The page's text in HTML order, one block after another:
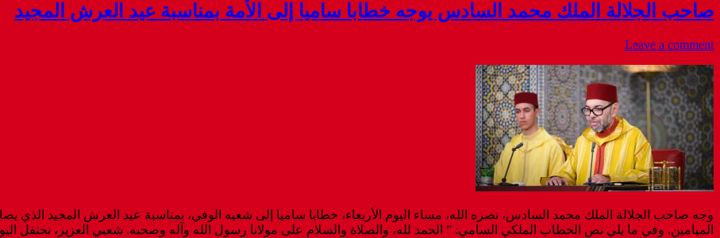
صاحب الجلالة الملك محمد السادس يوجه خطابا ساميا إلى الأمة بمناسبة عيد العرش المجيد
Leave a comment
وجه صاحب الجلالة الملك محمد السادس، نصره الله، مساء اليوم الأربعاء، خطابا ساميا إلى شعبه الوفي، بمناسبة عيد العرش المجيد الذي
الميامين. وفي ما يلي نص الخطاب الملكي السامي: ” الحمد لله، والصلاة والسلام على مولانا رسول الله وآله وصحبه. شعبي العزيز، نحتفل اليوم،